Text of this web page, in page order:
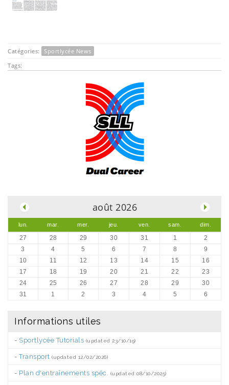
Catégories:
Sportlycée News
Tags:
août 2026
lun. mar. mer. jeu. ven. sam. dim.
27 28 29 30 31 1
2
3
4 5 6 7 8
9
10
11 12 13 14 15
16
17
18 19 20 21 22
23
24
25 26 27 28 29
30
31
1 2 3 4 5 6
Informations utiles
- Sportlycée Tutorials (updated 23/10/19)
-Transport (updated 12/02/2026)
- Plan d'entraînements spéc. (updated 08/10/2025)